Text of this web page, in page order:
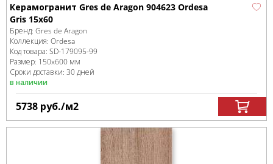
Керамогранит Gres de Aragon 904623 Ordesa
Gris 15x60
Бренд: Gres de Aragon
Коллекция: Ordesa
Код товара: SD-179095-99
Размер: 150x600 мм
Сроки доставки: 30 дней
в наличии
5738 руб./м2